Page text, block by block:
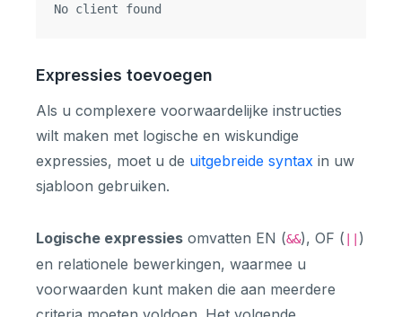
Expressies toevoegen
Als u complexere voorwaardelijke instructies
wilt maken met logische en wiskundige
expressies, moet u de uitgebreide syntax in uw
sjabloon gebruiken.
Logische expressies omvatten EN (&&), OF (
)
en relationele bewerkingen, waarmee u
voorwaarden kunt maken die aan meerdere